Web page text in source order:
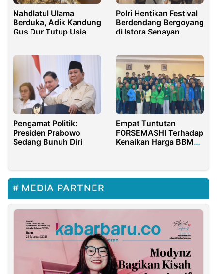
Nahdlatul Ulama
Berduka, Adik Kandung
Gus Dur Tutup Usia
Polri Hentikan Festival
Berdendang Bergoyang
di Istora Senayan
Pengamat Politik:
Presiden Prabowo
Sedang Bunuh Diri
Empat Tuntutan
FORSEMASHI Terhadap
Kenaikan Harga BBM
MEDIA PARTNER